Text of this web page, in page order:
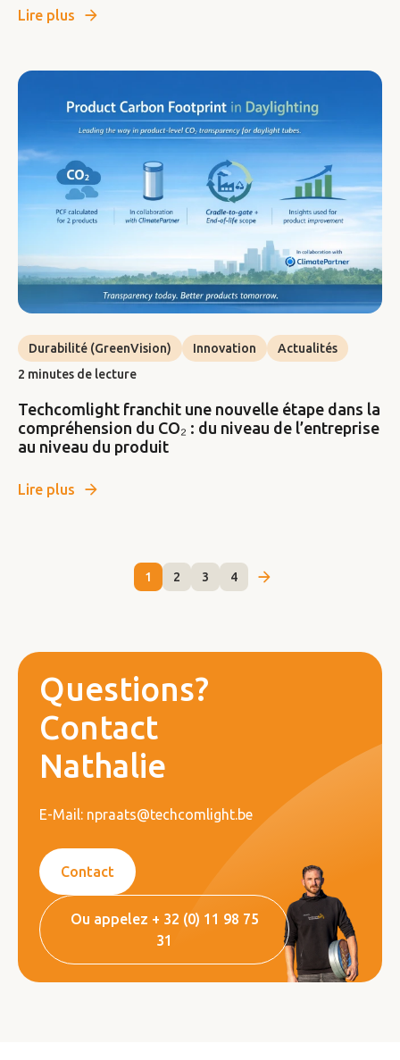
Lire plus
Durabilité (GreenVision) Innovation
Actualités
2 minutes de lecture
Techcomlight franchit une nouvelle étape dans la
compréhension du CO₂ : du niveau de l’entreprise
au niveau du produit
Lire plus
1 2 3 4
Questions?
Contact
Nathalie
E-Mail: npraats@techcomlight.be
Contact
Ou appelez + 32 (0) 11 98 75
31